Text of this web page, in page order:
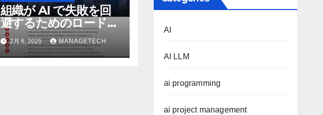
組織が AI で失敗を回
避するためのロードマ
ップ | LSE ビジネス
レビュー
2月 6, 2025 MANAGETECH
AI
AI LLM
ai programming
ai project management